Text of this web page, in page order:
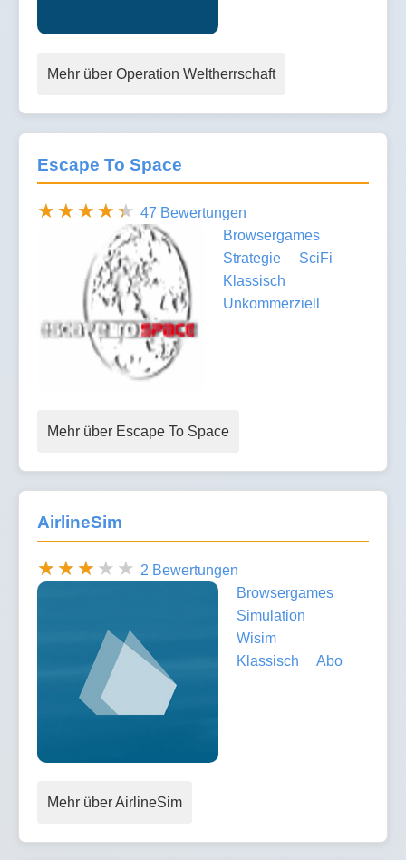
Mehr über Operation Weltherrschaft
Escape To Space
47 Bewertungen
Browsergames
Strategie
SciFi
Klassisch
Unkommerziell
Mehr über Escape To Space
AirlineSim
2 Bewertungen
Browsergames
Simulation
Wisim
Klassisch
Abo
Mehr über AirlineSim